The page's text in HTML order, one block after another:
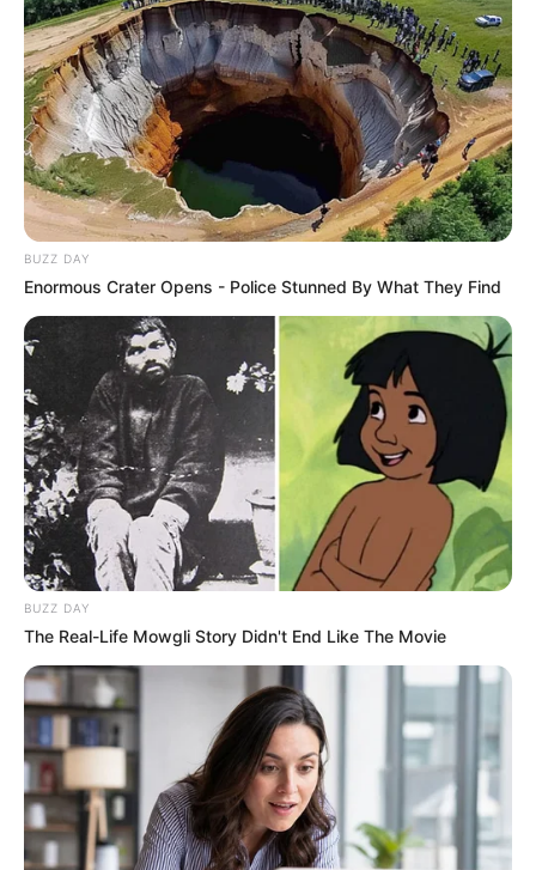
BUZZ DAY
Enormous Crater Opens - Police Stunned By What They Find
BUZZ DAY
The Real-Life Mowgli Story Didn't End Like The Movie